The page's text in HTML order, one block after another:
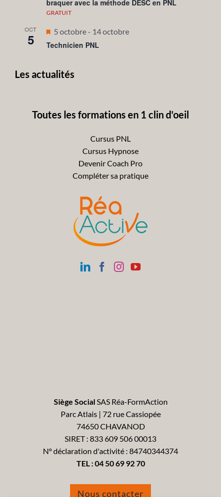
avant
braquer avec la méthode DESC en PNL
GRATUIT
OCT
5
Mis
en
5 octobre- 14 octobre
Technicien PNL
Les actualités
Toutes les formations en 1 clin d'oeil
Cursus PNL
Cursus Hypnose
Devenir Coach Pro
Compléter sa pratique
Siège SocialSAS Réa-FormAction
Parc Atlais | 72 rue Cassiopée
74650 CHAVANOD
SIRET : 833 609 506 00013
N° déclaration d'activité : 84740344374
TEL :04 50 69 92 70
Nous contacter